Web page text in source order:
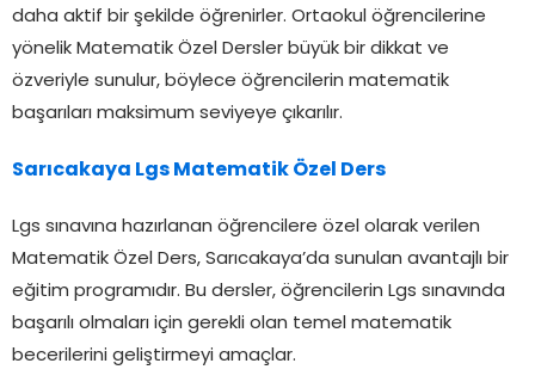
daha aktif bir şekilde öğrenirler. Ortaokul öğrencilerine
yönelik Matematik Özel Dersler büyük bir dikkat ve
özveriyle sunulur, böylece öğrencilerin matematik
başarıları maksimum seviyeye çıkarılır.
Sarıcakaya Lgs Matematik Özel Ders
Lgs sınavına hazırlanan öğrencilere özel olarak verilen
Matematik Özel Ders, Sarıcakaya’da sunulan avantajlı bir
eğitim programıdır. Bu dersler, öğrencilerin Lgs sınavında
başarılı olmaları için gerekli olan temel matematik
becerilerini geliştirmeyi amaçlar.